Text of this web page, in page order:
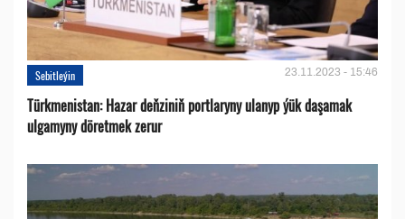
Sebitleýin 23.11.2023 - 15:46
Türkmenistan: Hazar deňziniň portlaryny ulanyp ýük daşamak
ulgamyny döretmek zerur